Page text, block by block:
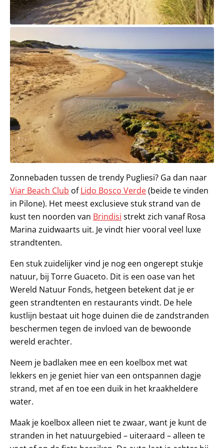
Zonnebaden tussen de trendy Pugliesi? Ga dan naar
Viar Beach Club ofLido Bosco Verde(beide te vinden
in Pilone). Het meest exclusieve stuk strand van de
kust ten noorden van Brindisi strekt zich vanaf Rosa
Marina zuidwaarts uit. Je vindt hier vooral veel luxe
strandtenten.
Een stuk zuidelijker vind je nog een ongerept stukje
natuur, bij Torre Guaceto. Dit is een oase van het
Wereld Natuur Fonds, hetgeen betekent dat je er
geen strandtenten en restaurants vindt. De hele
kustlijn bestaat uit hoge duinen die de zandstranden
beschermen tegen de invloed van de bewoonde
wereld erachter.
Neem je badlaken mee en een koelbox met wat
lekkers en je geniet hier van een ontspannen dagje
strand, met af en toe een duik in het kraakheldere
water.
Maak je koelbox alleen niet te zwaar, want je kunt de
stranden in het natuurgebied – uiteraard – alleen te